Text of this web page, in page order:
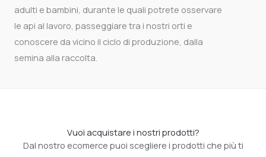
adulti e bambini, durante le quali potrete osservare
le api al lavoro, passeggiare tra i nostri orti e
conoscere da vicino il ciclo di produzione, dalla
semina alla raccolta.
Vuoi acquistare i nostri prodotti?
Dal nostro ecomerce puoi scegliere i prodotti che più ti